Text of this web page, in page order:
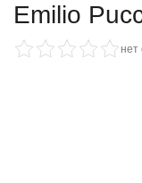
Emilio
нет